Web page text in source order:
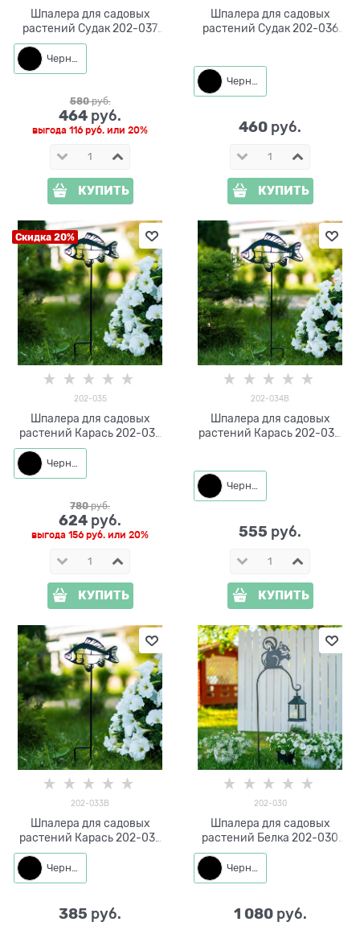
Шпалера для садовых
растений Судак 202-037
h=60 см
Черный
580 руб.
464 руб.
выгода 116 руб. или 20%
КУПИТЬ
Шпалера для садовых
растений Судак 202-036
Черный
460 руб.
КУПИТЬ
Скидка 20%
202-035
Шпалера для садовых
растений Карась 202-035
h=77 см
Черный
780 руб.
624 руб.
выгода 156 руб. или 20%
КУПИТЬ
202-034B
Шпалера для садовых
растений Карась 202-034
Черный
555 руб.
КУПИТЬ
202-033B
Шпалера для садовых
растений Карась 202-033
h=50 см
Черный
385 руб.
202-030
Шпалера для садовых
растений Белка 202-030
h=113 см
Черный
1 080 руб.